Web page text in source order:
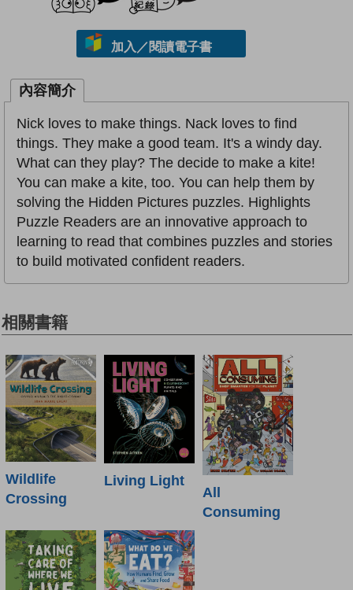
加入／閱讀電子書
內容簡介
Nick loves to make things. Nack loves to find
things. They make a good team. It's a windy day.
What can they play? The decide to make a kite!
You can make a kite, too. You can help them by
solving the Hidden Pictures puzzles. Highlights
Puzzle Readers are an innovative approach to
learning to read that combines puzzles and stories
to build motivated confident readers.
相關書籍
Wildlife
Crossing
Living Light
All
Consuming